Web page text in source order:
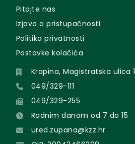
Pitajte nas
Izjava o pristupačnosti
Politika privatnosti
Postavke kolačića
Krapina, Magistratska ulica 1
049/329-111
049/329-255
Radnim danom od 7 do 15
ured.zupana@kzz.hr